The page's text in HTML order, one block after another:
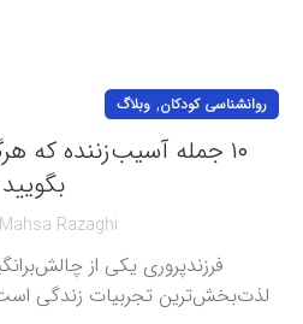
روانشناسی کودکان, وبلاگ
۱۰ جمله آسیب‌زننده که
بگویید
Mahsa Razaghi
فرزندپروری یکی از
لذت‌بخش‌ترین تجربیات زندگی